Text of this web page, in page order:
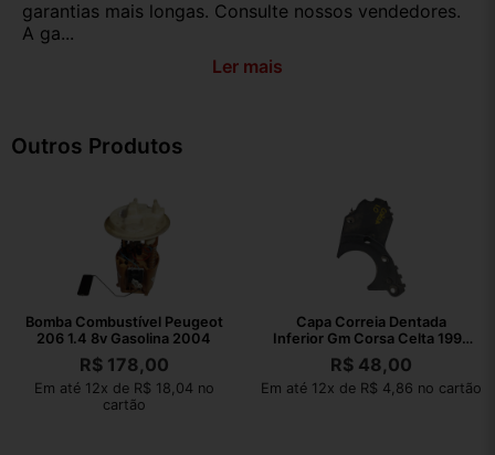
garantias mais longas. Consulte nossos vendedores.
A ga...
Ler mais
Outros Produtos
Bomba Combustível Peugeot
206 1.4 8v Gasolina 2004
R$178,00
Em até 12x de R$ 18,04 no
cartão
Capa Correia Dentada
Inferior Gm Corsa Celta 1995
2009
R$ 48,00
Em até 12x de R$ 4,86 no cartão